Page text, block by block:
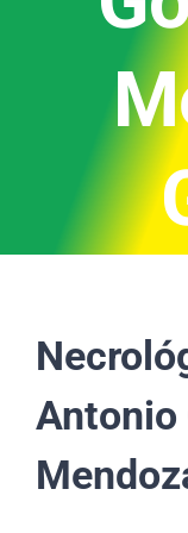
Antonio